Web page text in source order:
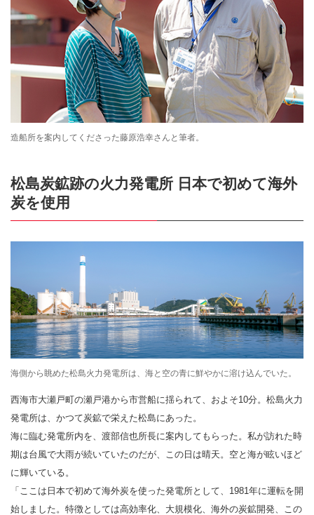
造船所を案内してくださった藤原浩幸さんと筆者。
松島炭鉱跡の火力発電所 日本で初めて海外
炭を使用
海側から眺めた松島火力発電所は、海と空の青に鮮やかに溶け込んでいた。
西海市大瀬戸町の瀬戸港から市営船に揺られて、およそ10分。松島火力
発電所は、かつて炭鉱で栄えた松島にあった。
海に臨む発電所内を、渡部信也所長に案内してもらった。私が訪れた時
期は台風で大雨が続いていたのだが、この日は晴天。空と海が眩いほど
に輝いている。
「ここは日本で初めて海外炭を使った発電所として、1981年に運転を開
始しました。特徴としては高効率化、大規模化、海外の炭鉱開発、この